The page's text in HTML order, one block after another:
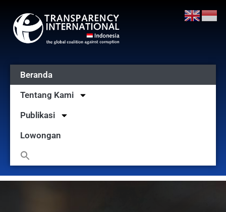
Beranda
Tentang Kami
Publikasi
Lowongan